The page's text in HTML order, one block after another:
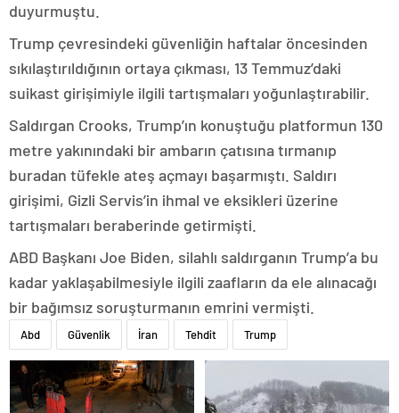
duyurmuştu.
Trump çevresindeki güvenliğin haftalar öncesinden
sıkılaştırıldığının ortaya çıkması, 13 Temmuz’daki
suikast girişimiyle ilgili tartışmaları yoğunlaştırabilir.
Saldırgan Crooks, Trump’ın konuştuğu platformun 130
metre yakınındaki bir ambarın çatısına tırmanıp
buradan tüfekle ateş açmayı başarmıştı. Saldırı
girişimi, Gizli Servis’in ihmal ve eksikleri üzerine
tartışmaları beraberinde getirmişti.
ABD Başkanı Joe Biden, silahlı saldırganın Trump’a bu
kadar yaklaşabilmesiyle ilgili zaafların da ele alınacağı
bir bağımsız soruşturmanın emrini vermişti.
Abd Güvenlik İran Tehdit Trump